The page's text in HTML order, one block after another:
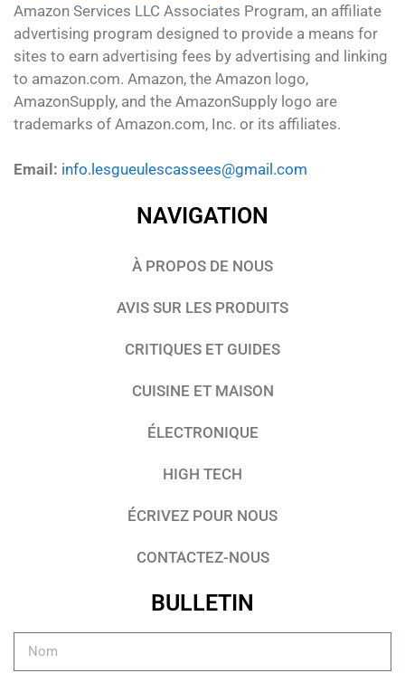
Amazon Services LLC Associates Program, an affiliate
advertising program designed to provide a means for
sites to earn advertising fees by advertising and linking
to amazon.com. Amazon, the Amazon logo,
AmazonSupply, and the AmazonSupply logo are
trademarks of Amazon.com, Inc. or its affiliates.
Email: info.lesgueulescassees@gmail.com
NAVIGATION
À PROPOS DE NOUS
AVIS SUR LES PRODUITS
CRITIQUES ET GUIDES
CUISINE ET MAISON
ÉLECTRONIQUE
HIGH TECH
ÉCRIVEZ POUR NOUS
CONTACTEZ-NOUS
BULLETIN